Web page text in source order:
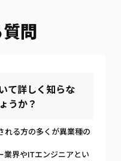
問
て詳しく知らな
うか？
れる方の多くが異業種の
業界やITエンジニアとい